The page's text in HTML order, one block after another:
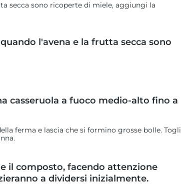
secca sono ricoperte di miele, aggiungi la
l'avena e la frutta secca sono
casseruola a fuoco medio-alto fino a
ferma e lascia che si formino grosse bolle. Togli
il composto, facendo attenzione
a dividersi inizialmente.